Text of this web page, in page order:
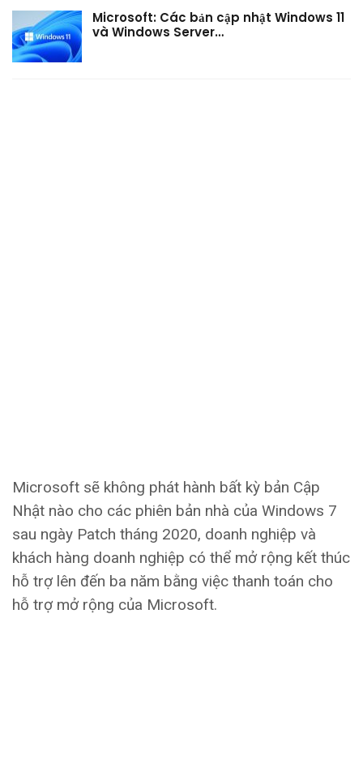
Microsoft: Các bản cập nhật Windows 11
và Windows Server…
Microsoft sẽ không phát hành bất kỳ bản Cập
Nhật nào cho các phiên bản nhà của Windows 7
sau ngày Patch tháng 2020, doanh nghiệp và
khách hàng doanh nghiệp có thể mở rộng kết thúc
hỗ trợ lên đến ba năm bằng việc thanh toán cho
hỗ trợ mở rộng của Microsoft.